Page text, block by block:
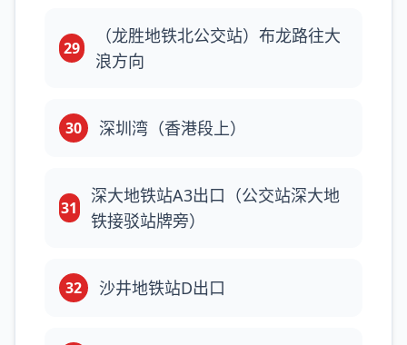
29
（龙胜地铁北公交站）布龙路往大
浪方向
30 深圳湾（香港段上）
31
深大地铁站A3出口（公交站深大地
铁接驳站牌旁）
32 沙井地铁站D出口